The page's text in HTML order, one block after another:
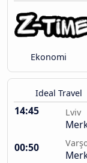
Ekonomi
Ideal Travel
14:45 Lviv
00:50